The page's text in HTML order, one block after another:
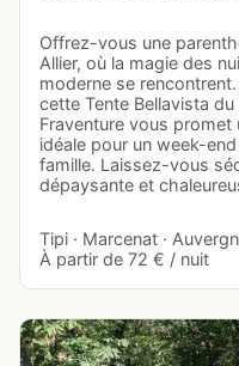
Offrez-vous une
Allier, où la magie des
moderne se
cette Tente Bellavista
Fraventure vous
idéale pour un week-
famille. Laissez-vous
dépaysante et
Tipi · Marcenat ·
À partir de 72 € / nuit